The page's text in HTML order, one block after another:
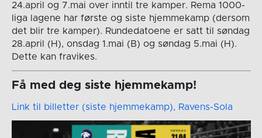
24.april og 7.mai over inntil tre kamper. Rema 1000-
liga lagene har første og siste hjemmekamp (dersom
det blir tre kamper). Rundedatoene er satt til søndag
28.april (H), onsdag 1.mai (B) og søndag 5.mai (H).
Dette kan fravikes.
Få med deg siste hjemmekamp!
Link til billetter (siste hjemmekamp), Ravens-Sola